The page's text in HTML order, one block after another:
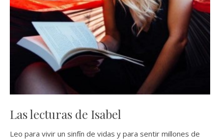
Las lecturas de Isabel
Leo para vivir un sinfín de vidas y para sentir millones de